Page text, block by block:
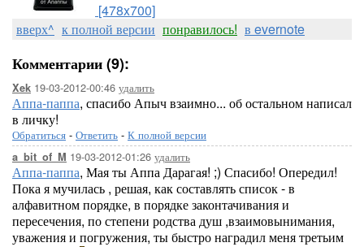
[478x700]
вверх^ к полной версии понравилось! в evernote
Комментарии (9):
Xek 19-03-2012-00:46 удалить
Аппа-паппа, спасибо Апыч взаимно... об остальном написал
в личку!
Обратиться - Ответить - К полной версии
a_bit_of_M 19-03-2012-01:26 удалить
Аппа-паппа, Мая ты Аппа Дарагая! ;) Спасибо! Опередил!
Пока я мучилась , решая, как составлять список - в
алфавитном порядке, в порядке законтачивания и
пересечения, по степени родства душ ,взаимовынимания,
уважения и погружения, ты быстро наградил меня третьим